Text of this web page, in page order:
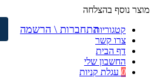
מוצר נוסף בהצלחה
קטגוריות
צרו קשר
דף הבית
החשבון שלי
0 עגלת קניות
התחברות \ הרשמה